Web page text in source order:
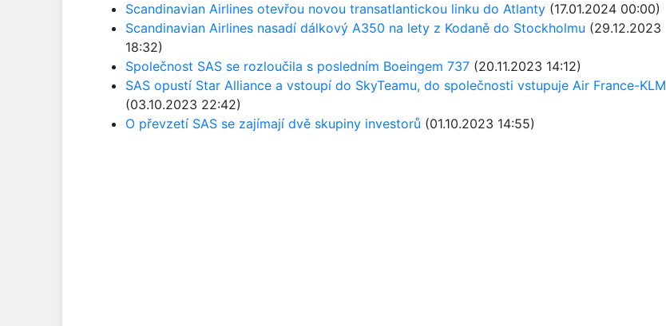
Scandinavian Airlines otevřou novou transatlantickou linku do Atlanty (17.01.2024 00:00)
Scandinavian Airlines nasadí dálkový A350 na lety z Kodaně do Stockholmu (29.12.2023
18:32)
Společnost SAS se rozloučila s posledním Boeingem 737 (20.11.2023 14:12)
SAS opustí Star Alliance a vstoupí do SkyTeamu, do společnosti vstupuje Air France-KLM
(03.10.2023 22:42)
O převzetí SAS se zajímají dvě skupiny investorů (01.10.2023 14:55)